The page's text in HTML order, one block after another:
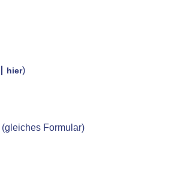
hier)
(gleiches Formular)